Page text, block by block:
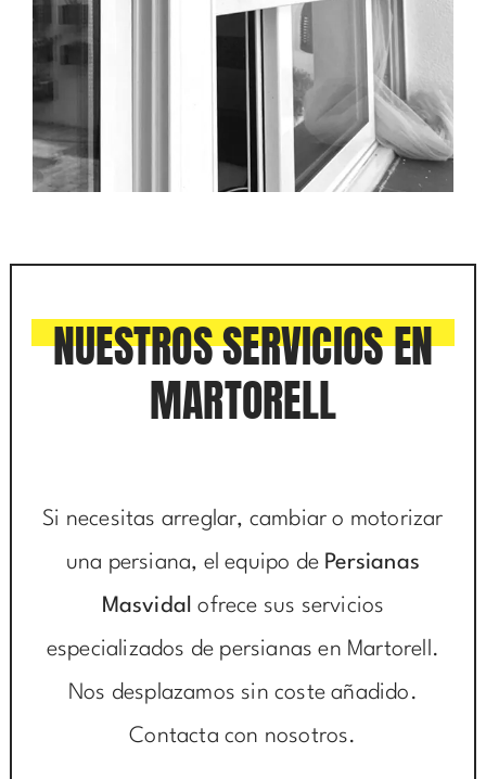
NUESTROS SERVICIOS EN
MARTORELL
Si necesitas arreglar, cambiar o motorizar
una persiana, el equipo de Persianas
Masvidal ofrece sus servicios
especializados de persianas en Martorell.
Nos desplazamos sin coste añadido.
Contacta con nosotros.